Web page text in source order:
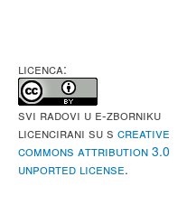
LICENCA:
Svi radovi u e-Zborniku
licencirani su s Creative
Commons Attribution 3.0
Unported License.